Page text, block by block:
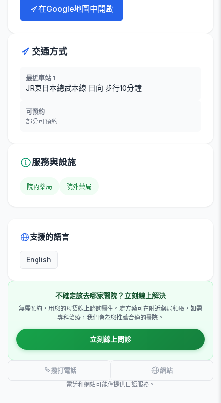
在Google地圖中開啟
交通方式
最近車站 1
JR東日本總武本線 日向 步行10分鐘
可預約
部分可預約
服務與設施
院內藥局 院外藥局
支援的語言
English
不確定該去哪家醫院？立刻線上解決
無需預約，用您的母語線上諮詢醫生。處方藥可在附近藥局領取，如需
專科治療，我們會為您推薦合適的醫院。
立刻線上問診
撥打電話 網站
電話和網站可能僅提供日語服務。